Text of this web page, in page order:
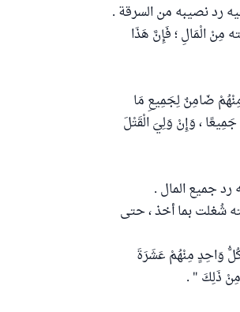
رد نصيبه من السرقة .
مِنْ الْمَالِ ؛ فَإِنَّ هَذَا
ضَامِنٌ لِجَمِيعِ مَا
، وَإِنْ وَلِيَ الْقَتْلَ
رد جميع المال .
شُغلت بما أخذ ، حتى
وَاحِدٍ مِنْهُمْ عَشَرَةَ
ذَلِكَ " .